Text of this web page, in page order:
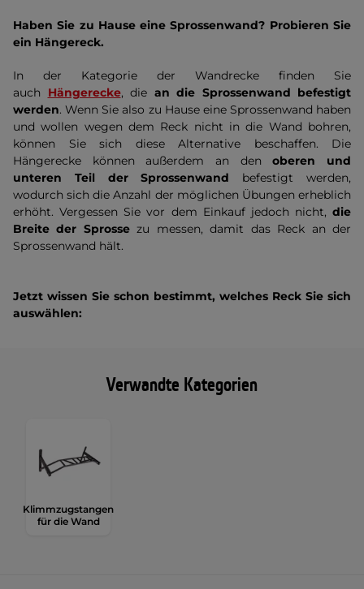
Haben Sie zu Hause eine Sprossenwand? Probieren Sie
ein Hängereck.
In der Kategorie der Wandrecke finden Sie
auch Hängerecke, die an die Sprossenwand befestigt
werden. Wenn Sie also zu Hause eine Sprossenwand haben
und wollen wegen dem Reck nicht in die Wand bohren,
können Sie sich diese Alternative beschaffen. Die
Hängerecke können außerdem an den oberen und
unteren Teil der Sprossenwand befestigt werden,
wodurch sich die Anzahl der möglichen Übungen erheblich
erhöht. Vergessen Sie vor dem Einkauf jedoch nicht, die
Breite der Sprossezu messen, damit das Reck an der
Sprossenwand hält.
Jetzt wissen Sie schon bestimmt, welches Reck Sie sich
auswählen:
Verwandte Kategorien
Klimmzugstangen
für die Wand